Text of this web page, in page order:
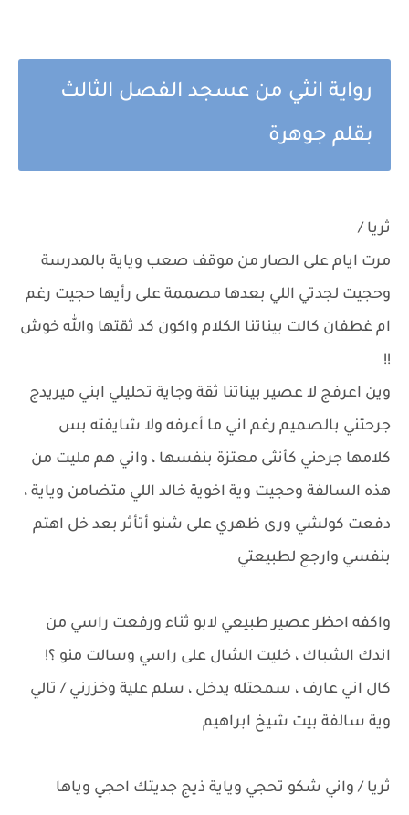
رواية انثي من عسجد الفصل الثالث
بقلم جوهرة
ثريا /
مرت ايام على الصار من موقف صعب وياية بالمدرسة
وحجيت لجدتي اللي بعدها مصممة على رأيها حجيت رغم
ام غطفان كالت بيناتنا الكلام واكون كد ثقتها والله خوش
!!
وين اعرفج لا عصير بيناتنا ثقة وجاية تحليلي ابني ميريدج
جرحتني بالصميم رغم اني ما أعرفه ولا شايفته بس
كلامها جرحني كأنثى معتزة بنفسها ، واني هم مليت من
هذه السالفة وحجيت وية اخوية خالد اللي متضامن وياية ،
دفعت كولشي ورى ظهري على شنو أتأثر بعد خل اهتم
بنفسي وارجع لطبيعتي
واكفه احظر عصير طبيعي لابو ثناء ورفعت راسي من
اندك الشباك ، خليت الشال على راسي وسالت منو ؟!
كال اني عارف ، سمحتله يدخل ، سلم علية وخزرني / تالي
وية سالفة بيت شيخ ابراهيم
ثريا / واني شكو تحجي وياية ذيج جديتك احجي وياها